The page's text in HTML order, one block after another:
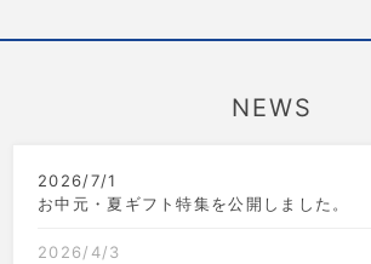
NEWS
2026/7/1
お中元・夏ギフト特集を公開しました。
2026/4/3